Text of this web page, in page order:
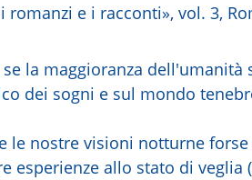
romanzi e i racconti», vol. 3,
la maggioranza dell'umanità
dei sogni e sul mondo
le nostre visioni notturne
esperienze allo stato di veglia